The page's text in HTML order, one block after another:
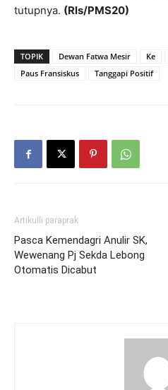
tutupnya. (Rls/PMS20)
TOPIK Dewan Fatwa Mesir Ke
Paus Fransiskus
Tanggapi Positif
Artikulli paraprak
Pasca Kemendagri Anulir SK,
Wewenang Pj Sekda Lebong
Otomatis Dicabut